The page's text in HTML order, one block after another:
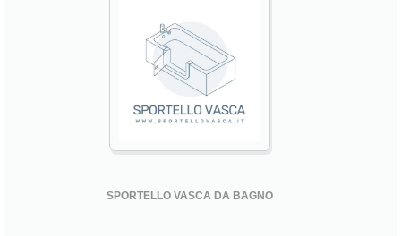
SPORTELLO VASCA DA BAGNO